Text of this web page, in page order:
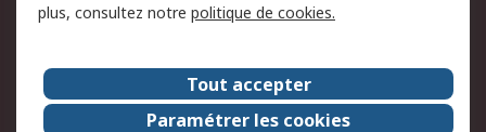
A propos de RS
A propos de RS France
Evénements
Le groupe RS Group Plc
Presse
plus, consultez notre politique de cookies.
Tout accepter
Paramétrer les cookies